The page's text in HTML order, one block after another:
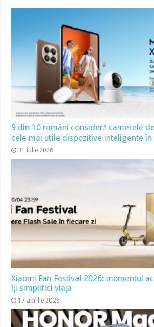
9 din 10 români consideră camerele
cele mai utile dispozitive inteligente în
31 iulie 2026
Xiaomi Fan Festival 2026: momentul
îți simplifici viața
17 aprilie 2026